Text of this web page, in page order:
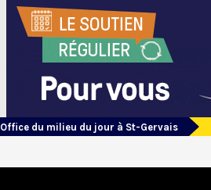
Office du milieu du jour à St-Gervais